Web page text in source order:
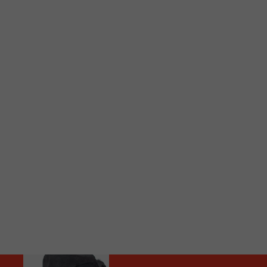
Audio